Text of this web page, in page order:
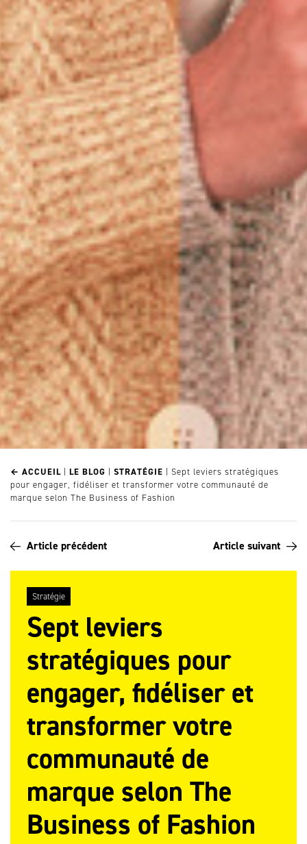
← ACCUEIL | LE BLOG | STRATÉGIE | Sept leviers stratégiques
pour engager, fidéliser et transformer votre communauté de
marque selon The Business of Fashion
Article précédent Article suivant
Stratégie
Sept leviers
stratégiques pour
engager, fidéliser et
transformer votre
communauté de
marque selon The
Business of Fashion